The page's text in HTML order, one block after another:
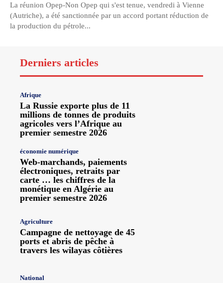
La réunion Opep-Non Opep qui s'est tenue, vendredi à Vienne
(Autriche), a été sanctionnée par un accord portant réduction de
la production du pétrole...
Derniers articles
Afrique
La Russie exporte plus de 11
millions de tonnes de produits
agricoles vers l’Afrique au
premier semestre 2026
économie numérique
Web-marchands, paiements
électroniques, retraits par
carte … les chiffres de la
monétique en Algérie au
premier semestre 2026
Agriculture
Campagne de nettoyage de 45
ports et abris de pêche à
travers les wilayas côtières
National